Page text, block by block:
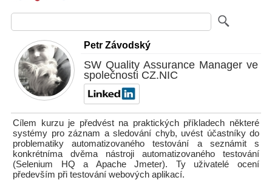
Petr Závodský
SW Quality Assurance Manager ve
společnosti CZ.NIC
Cílem kurzu je předvést na praktických příkladech některé
systémy pro záznam a sledování chyb, uvést účastníky do
problematiky automatizovaného testování a seznámit s
konkrétníma dvěma nástroji automatizovaného testování
(Selenium HQ a Apache Jmeter). Ty uživatelé ocení
především při testování webových aplikací.